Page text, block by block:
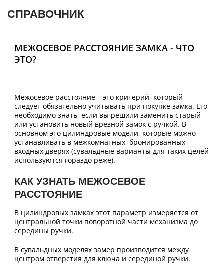
СПРАВОЧНИК
МЕЖОСЕВОЕ РАССТОЯНИЕ ЗАМКА - ЧТО
ЭТО?
Межосевое расстояние – это критерий, который
следует обязательно учитывать при покупке замка. Его
необходимо знать, если вы решили заменить старый
или установить новый врезной замок с ручкой. В
основном это цилиндровые модели, которые можно
устанавливать в межкомнатных, бронированных
входных дверях (сувальдные варианты для таких целей
используются гораздо реже).
КАК УЗНАТЬ МЕЖОСЕВОЕ
РАССТОЯНИЕ
В цилиндровых замках этот параметр измеряется от
центральной точки поворотной части механизма до
середины ручки.
В сувальдных моделях замер производится между
центром отверстия для ключа и серединой ручки.